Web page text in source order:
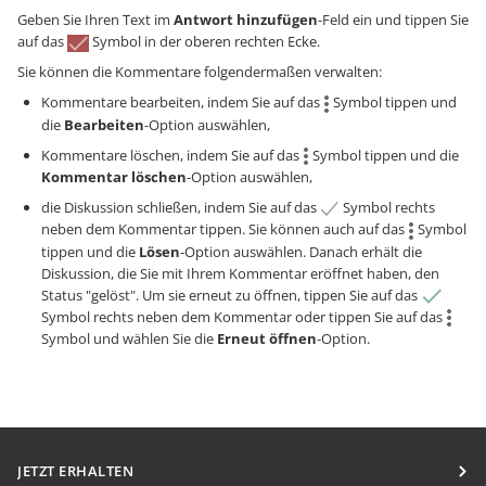
Geben Sie Ihren Text im Antwort hinzufügen-Feld ein und tippen Sie
auf das
Symbol in der oberen rechten Ecke.
Sie können die Kommentare folgendermaßen verwalten:
Kommentare bearbeiten, indem Sie auf das
Symbol tippen und
die Bearbeiten-Option auswählen,
Kommentare löschen, indem Sie auf das
Symbol tippen und die
Kommentar löschen-Option auswählen,
die Diskussion schließen, indem Sie auf das
Symbol rechts
neben dem Kommentar tippen. Sie können auch auf das
Symbol
tippen und die Lösen-Option auswählen. Danach erhält die
Diskussion, die Sie mit Ihrem Kommentar eröffnet haben, den
Status "gelöst". Um sie erneut zu öffnen, tippen Sie auf das
Symbol rechts neben dem Kommentar oder tippen Sie auf das
Symbol und wählen Sie die Erneut öffnen-Option.
JETZT ERHALTEN